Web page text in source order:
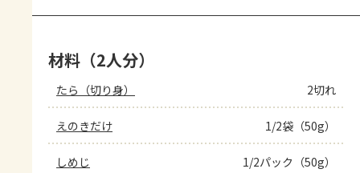
材料（2人分）
たら（切り身） 2切れ
えのきだけ 1/2袋（50g）
しめじ 1/2パック（50g）